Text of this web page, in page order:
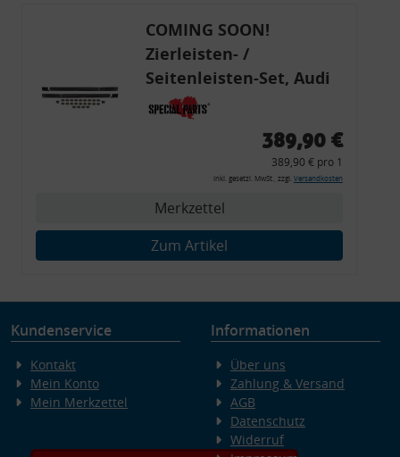
COMING SOON!
Zierleisten- /
Seitenleisten-Set, Audi
80 Cabrio, Coupe, S2, (6x
Zierleiste, 2x Kappe,
Montagewerkzeug)
389,90 €
389,90 € pro 1
inkl. gesetzl. MwSt., zzgl. Versandkosten
Merkzettel
Zum Artikel
Kundenservice
Kontakt
Mein Konto
Mein Merkzettel
Informationen
Über uns
Zahlung & Versand
AGB
Datenschutz
Widerruf